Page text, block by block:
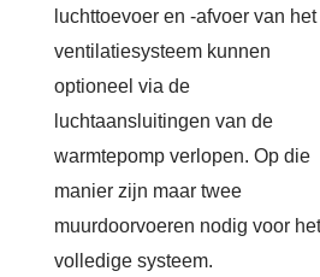
luchttoevoer en -afvoer van het
ventilatiesysteem kunnen
optioneel via de
luchtaansluitingen van de
warmtepomp verlopen. Op die
manier zijn maar twee
muurdoorvoeren nodig voor het
volledige systeem.